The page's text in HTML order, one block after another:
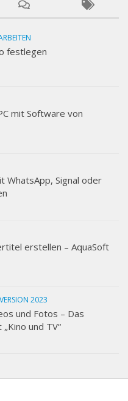
festlegen
mit Software von
WhatsApp, Signal oder
erstellen – AquaSoft
VERSION 2023
und Fotos – Das
und TV“